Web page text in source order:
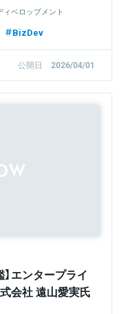
ベロップメント
BizDev
公開日 2026/04/01
エンタープライ
会社 遠山愛実氏